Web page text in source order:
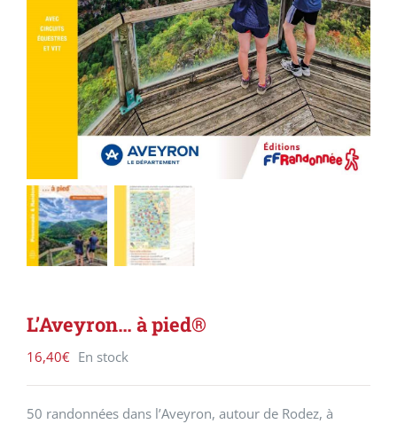
L’Aveyron… à pied®
16,40€ En stock
50 randonnées dans l’Aveyron, autour de Rodez, à